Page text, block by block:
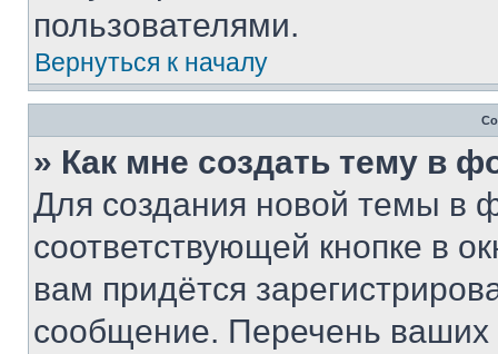
пользователями.
Вернуться к началу
» Как мне создать тему в
Для создания новой темы в
соответствующей кнопке в
вам придётся
сообщение. Перечень ваших